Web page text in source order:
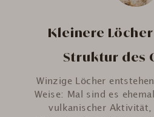
Kleinere
Struktur des
Winzige Löcher
Weise: Mal sind es
vulkanischer Aktivität,